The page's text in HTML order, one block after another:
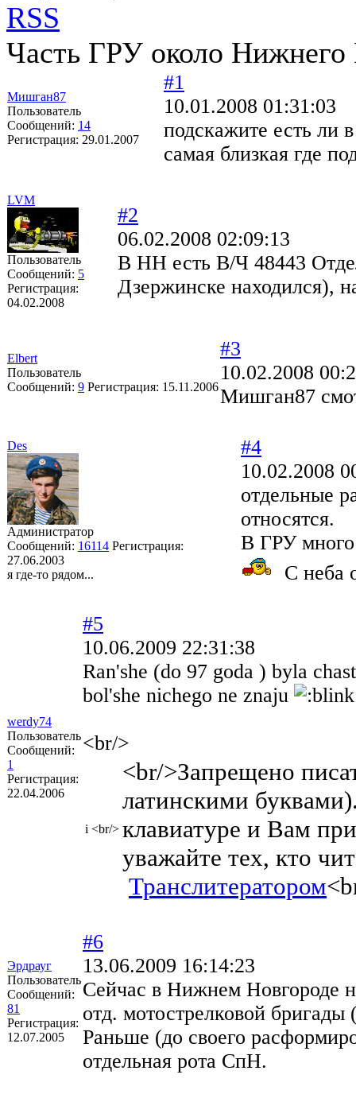
RSS
Часть ГРУ около Нижнего
Мишган87
Пользователь
Сообщений: 14
Регистрация: 29.01.2007
#1
10.01.2008 01:31:03
подскажите есть ли
самая близкая где
LVM
Пользователь
Сообщений: 5
Регистрация:
04.02.2008
#2
06.02.2008 02:09:13
В НН есть В/Ч 48443
Дзержинске находился),
Elbert
Пользователь
Сообщений: 9 Регистрация: 15.11.2006
#3
10.02.2008
Мишган87
Des
Администратор
Сообщений: 16114 Регистрация:
27.06.2003
я где-то рядом...
#4
10.02.2008
отдельные
относятся.
В ГРУ много
С неба
werdy74
Пользователь
Сообщений:
1
Регистрация:
22.04.2006
#5
10.06.2009 22:31:38
Ran'she (do 97 goda ) byla
bol'she nichego ne znaju
<br/>
i <br/>
<br/>Запрещено
латинскими
клавиатуре и Вам
уважайте тех, кто
Транслитератором
Эрдрауг
Пользователь
Сообщений:
81
Регистрация:
12.07.2005
#6
13.06.2009 16:14:23
Сейчас в Нижнем Новгороде
отд. мотострелковой
Раньше (до своего
отдельная рота СпН.